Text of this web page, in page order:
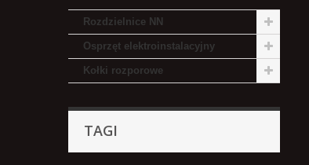
Rozdzielnice NN
Osprzęt elektroinstalacyjny
Kołki rozporowe
TAGI